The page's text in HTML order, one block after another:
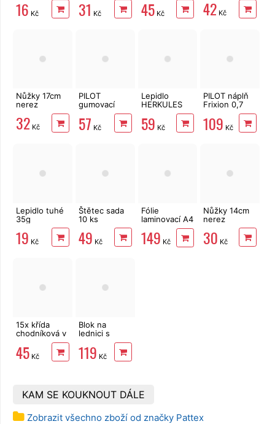
černý
16 Kč 31 Kč 45Kč 42 Kč
Nůžky 17cm
nerez
32 Kč
PILOT
gumovací
pero Frixion
0,7 mm -
modrá
57 Kč
Lepidlo
HERKULES
59 Kč
PILOT náplň
Frixion 0,7
mm - modrá
3 ks
109 Kč
Lepidlo tuhé
35g
19 Kč
Štětec sada
10 ks
49 Kč
Fólie
laminovací A4
transparentní,
100ks
149 Kč
Nůžky 14cm
nerez
30 Kč
15x křída
chodníková v
barevné
45 Kč
Blok na
lednici s
magnetem +
pero
SRDÍČKA
119 Kč
KAM SE KOUKNOUT DÁLE
Zobrazit všechno zboží od značky Pattex